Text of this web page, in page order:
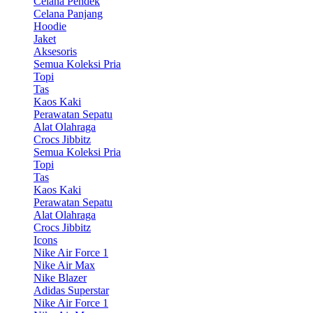
Celana Panjang
Hoodie
Jaket
Aksesoris
Semua Koleksi Pria
Topi
Tas
Kaos Kaki
Perawatan Sepatu
Alat Olahraga
Crocs Jibbitz
Semua Koleksi Pria
Topi
Tas
Kaos Kaki
Perawatan Sepatu
Alat Olahraga
Crocs Jibbitz
Icons
Nike Air Force 1
Nike Air Max
Nike Blazer
Adidas Superstar
Nike Air Force 1